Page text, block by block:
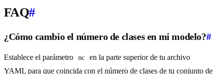
FAQ#
¿Cómo cambio el número de clases en mi modelo?#
Establece el parámetro nc
en la parte superior de tu archivo
YAML para que coincida con el número de clases de tu conjunto de